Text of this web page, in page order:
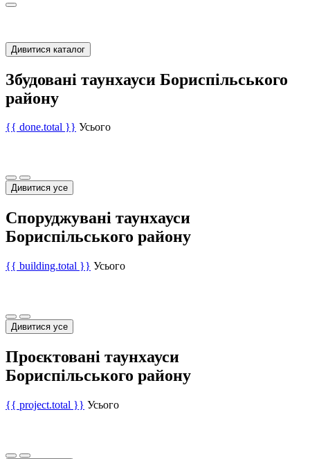
Дивитися каталог
Збудовані таунхауси Бориспільського
району
{{ done.total }} Усього
Дивитися усе
Споруджувані таунхауси
Бориспільського району
{{ building.total }} Усього
Дивитися усе
Проєктовані таунхауси
Бориспільського району
{{ project.total }} Усього